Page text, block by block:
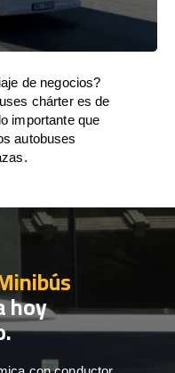
de negocios?
chárter es de
importante que
autobuses
hoy